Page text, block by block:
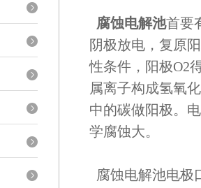
腐蚀电解池首要
阴极放电，复原
性条件，阳极O2
属离子构成氢氧
中的碳做阳极。
学腐蚀大。
腐蚀电解池电极